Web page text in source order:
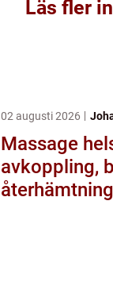
Läs fler
02 augusti 2026
Massage
avkoppling,
återhämtning